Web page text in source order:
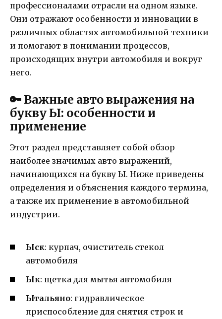
профессионалами отрасли на одном языке.
Они отражают особенности и инновации в
различных областях автомобильной техники
и помогают в понимании процессов,
происходящих внутри автомобиля и вокруг
него.
🔑 Важные авто выражения на
букву Ы: особенности и
применение
Этот раздел представляет собой обзор
наиболее значимых авто выражений,
начинающихся на букву Ы. Ниже приведены
определения и объяснения каждого термина,
а также их применение в автомобильной
индустрии.
Ыск: курпач, очиститель стекол
автомобиля
Ык: щетка для мытья автомобиля
Ытальяно: гидравлическое
приспособление для снятия строк и